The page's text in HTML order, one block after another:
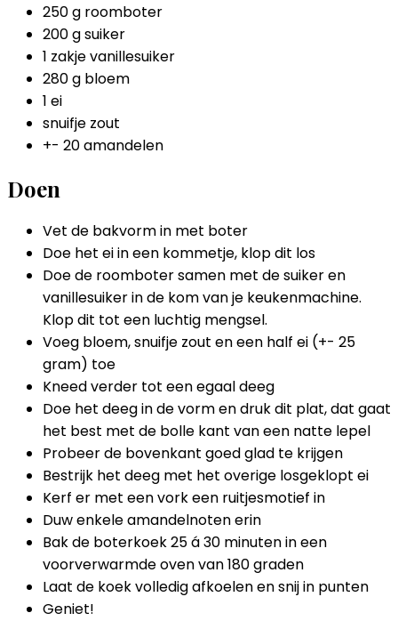
250 g roomboter
200 g suiker
1 zakje vanillesuiker
280 g bloem
1 ei
snuifje zout
+- 20 amandelen
Doen
Vet de bakvorm in met boter
Doe het ei in een kommetje, klop dit los
Doe de roomboter samen met de suiker en
vanillesuiker in de kom van je keukenmachine.
Klop dit tot een luchtig mengsel.
Voeg bloem, snuifje zout en een half ei (+- 25
gram) toe
Kneed verder tot een egaal deeg
Doe het deeg in de vorm en druk dit plat, dat gaat
het best met de bolle kant van een natte lepel
Probeer de bovenkant goed glad te krijgen
Bestrijk het deeg met het overige losgeklopt ei
Kerf er met een vork een ruitjesmotief in
Duw enkele amandelnoten erin
Bak de boterkoek 25 á 30 minuten in een
voorverwarmde oven van 180 graden
Laat de koek volledig afkoelen en snij in punten
Geniet!